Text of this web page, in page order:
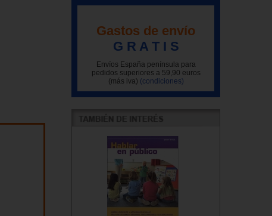
Gastos de envío
G R A T I S
Envíos España península para
pedidos superiores a 59,90 euros
(más iva) (condiciones)